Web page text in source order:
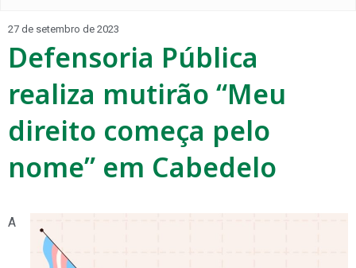
27 de setembro de 2023
Defensoria Pública
realiza mutirão “Meu
direito começa pelo
nome” em Cabedelo
A